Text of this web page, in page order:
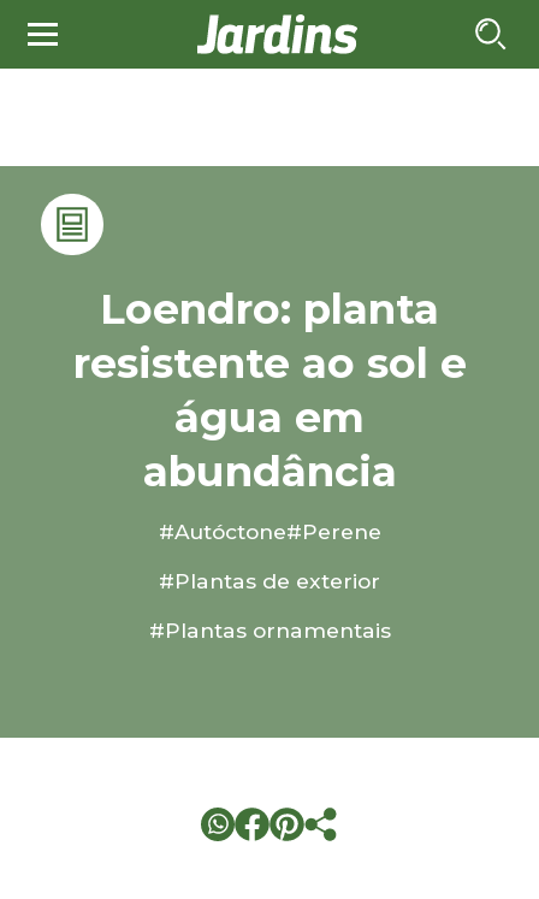
Loendro: planta
resistente ao sol e
água em
abundância
#Autóctone#Perene
#Plantas de exterior
#Plantas ornamentais